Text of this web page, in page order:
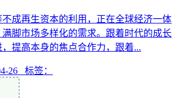
不成再生资本的利用，正在全球经济一体
脚市场多样化的需求。跟着时代的成长
提高本身的焦点合作力，跟着...
26 标签：